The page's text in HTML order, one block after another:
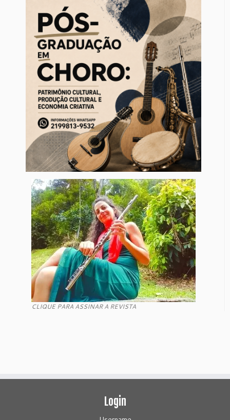
CLIQUE PARA ASSINAR A REVISTA
Login